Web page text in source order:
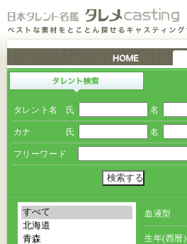
タレント名 氏 名
カナ 氏 名
フリーワード
血液型
生年(西暦)